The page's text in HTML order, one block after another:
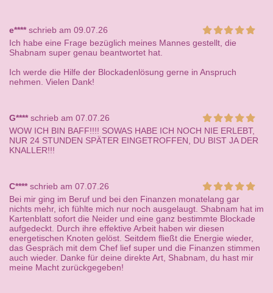
e****schrieb am 09.07.26
Ich habe eine Frage bezüglich meines Mannes gestellt, die
Shabnam super genau beantwortet hat.
Ich werde die Hilfe der Blockadenlösung gerne in Anspruch
nehmen. Vielen Dank!
G****schrieb am 07.07.26
WOW ICH BIN BAFF!!!! SOWAS HABE ICH NOCH NIE ERLEBT,
NUR 24 STUNDEN SPÄTER EINGETROFFEN, DU BIST JA DER
KNALLER!!!
C****schrieb am 07.07.26
Bei mir ging im Beruf und bei den Finanzen monatelang gar
nichts mehr, ich fühlte mich nur noch ausgelaugt. Shabnam hat im
Kartenblatt sofort die Neider und eine ganz bestimmte Blockade
aufgedeckt. Durch ihre effektive Arbeit haben wir diesen
energetischen Knoten gelöst. Seitdem fließt die Energie wieder,
das Gespräch mit dem Chef lief super und die Finanzen stimmen
auch wieder. Danke für deine direkte Art, Shabnam, du hast mir
meine Macht zurückgegeben!